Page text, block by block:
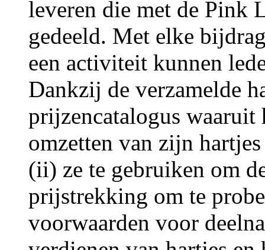
leveren die met de Pink
gedeeld. Met elke
een activiteit kunnen
Dankzij de verzamelde
prijzencatalogus
omzetten van zijn
(ii) ze te gebruiken om
prijstrekking om te
voorwaarden voor